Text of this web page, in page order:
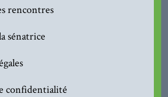
rencontres
sénatrice
confidentialité